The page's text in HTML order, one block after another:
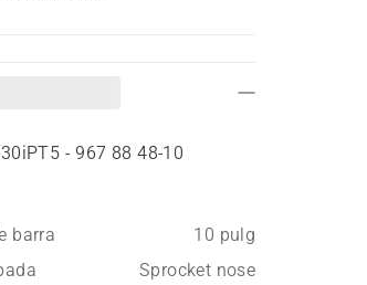
- 967 88 48‑10
barra
10 pulg
Sprocket nose